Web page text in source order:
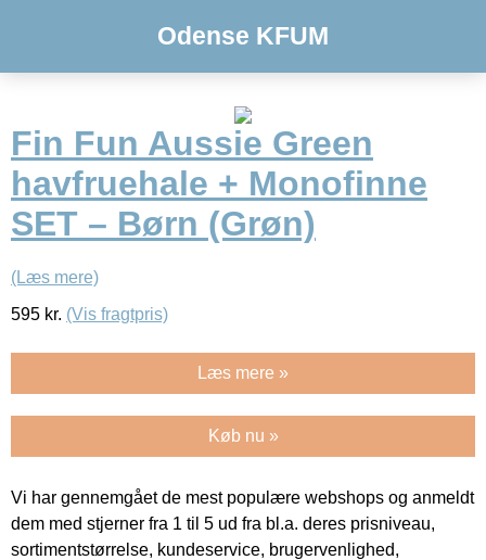
Odense KFUM
Fin Fun Aussie Green
havfruehale + Monofinne
SET – Børn (Grøn)
(Læs mere)
595 kr. (Vis fragtpris)
Læs mere »
Køb nu »
Vi har gennemgået de mest populære webshops og anmeldt
dem med stjerner fra 1 til 5 ud fra bl.a. deres prisniveau,
sortimentstørrelse, kundeservice, brugervenlighed,